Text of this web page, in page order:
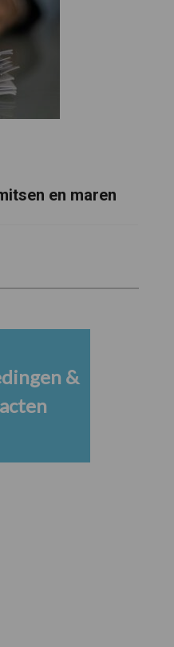
en maren
&